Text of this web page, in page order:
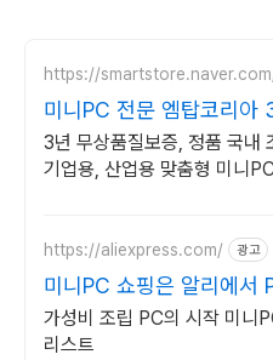
https://
미니PC 전문 엠탑코리아
질보증 A/S
3년 무상품질보증, 정품 국내
기업용, 산업용 맞춤형 미니
https://aliexpress.com/ 광고
미니PC 쇼핑은 알리에서
특가 쇼핑
가성비 조립 PC의 시작 미니
리스트